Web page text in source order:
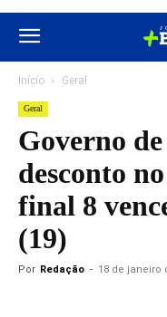
Início Geral
Geral
Governo
desconto
final 8
(19)
Por Redação - 18 de janeiro